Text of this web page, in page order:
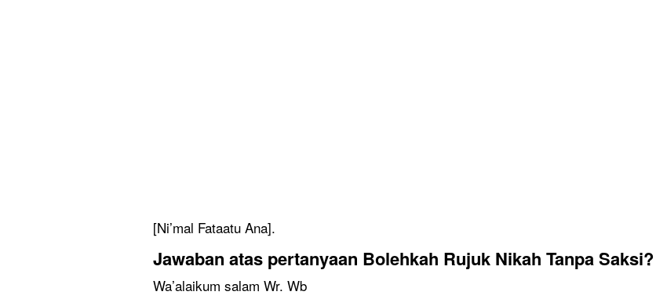
[Ni’mal Fataatu Ana].
Jawaban atas pertanyaan Bolehkah Rujuk Nikah Tanpa Saksi?
Wa’alaikum salam Wr. Wb